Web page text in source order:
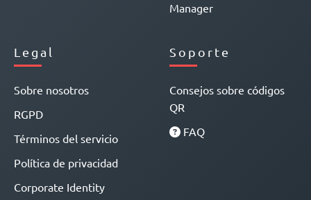
Manager
Legal
Sobre nosotros
RGPD
Términos del servicio
Política de privacidad
Corporate Identity
Soporte
Consejos sobre códigos
QR
FAQ